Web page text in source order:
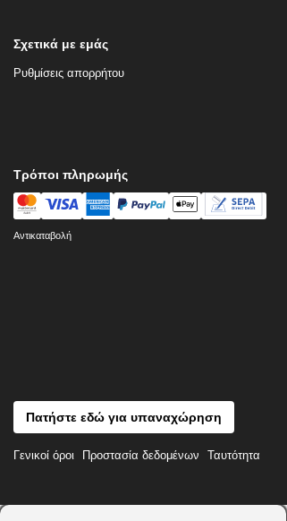
Σχετικά με εμάς
Ρυθμίσεις απορρήτου
Τρόποι πληρωμής
Αντικαταβολή
Πατήστε εδώ για υπαναχώρηση
Γενικοί όροι Προστασία δεδομένων Ταυτότητα